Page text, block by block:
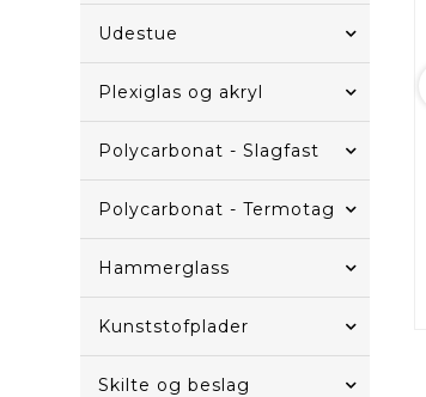
Udestue
Plexiglas og akryl
Polycarbonat - Slagfast
Polycarbonat - Termotag
Hammerglass
Kunststofplader
Skilte og beslag